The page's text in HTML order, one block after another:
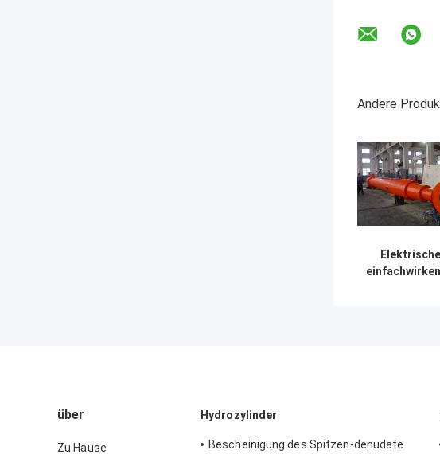
Andere
über
Zu Hause
Hydrozylinder
Bescheinigung des Spitzen-denudate